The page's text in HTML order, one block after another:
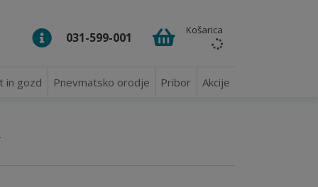
031-599-001 Košarica
in gozd Pnevmatsko orodje Pribor Akcije